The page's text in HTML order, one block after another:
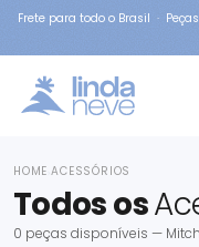
Frete para todo o Brasil ·
HOME ›ACESSÓRIOS
Todos os
0 peças disponíveis —